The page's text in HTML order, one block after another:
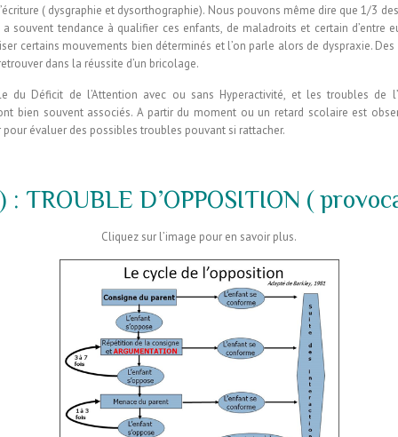
( dysgraphie et dysorthographie). Nous pouvons même dire que 1/3
a souvent tendance à qualifier ces enfants, de maladroits et certain d’entre
certains mouvements bien déterminés et l’on parle alors de dyspraxie.
dans la réussite d’un bricolage.
du Déficit de l’Attention avec ou sans Hyperactivité, et les troubles de
bien souvent associés. A partir du moment ou un retard scolaire est
pour évaluer des possibles troubles pouvant si rattacher.
: TROUBLE D’OPPOSITION (
Cliquez sur l’image pour en savoir plus.